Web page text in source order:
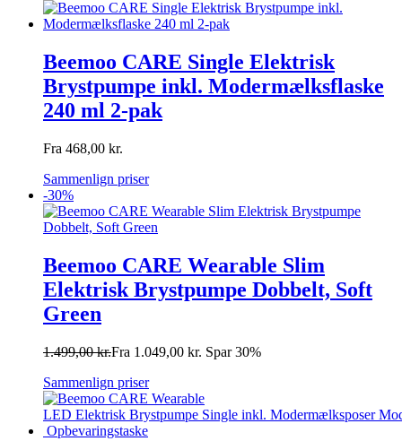
Beemoo CARE Single Elektrisk
Brystpumpe inkl. Modermælksflaske
240 ml 2-pak
Fra 468,00 kr.
Sammenlign priser
-30%
Beemoo CARE Wearable Slim
Elektrisk Brystpumpe Dobbelt, Soft
Green
1.499,00kr.Fra 1.049,00 kr. Spar 30%
Sammenlign priser